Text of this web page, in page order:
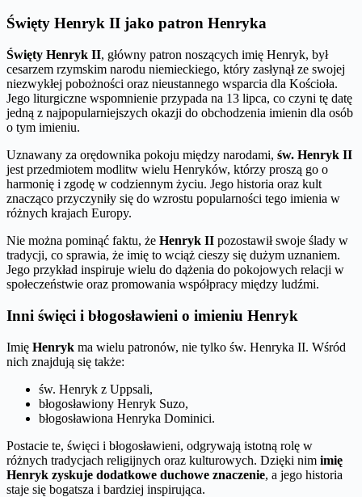
Święty Henryk II jako patron Henryka
Święty Henryk II, główny patron noszących imię Henryk, był
cesarzem rzymskim narodu niemieckiego, który zasłynął ze swojej
niezwykłej pobożności oraz nieustannego wsparcia dla Kościoła.
Jego liturgiczne wspomnienie przypada na 13 lipca, co czyni tę datę
jedną z najpopularniejszych okazji do obchodzenia imienin dla osób
o tym imieniu.
Uznawany za orędownika pokoju między narodami, św. Henryk II
jest przedmiotem modlitw wielu Henryków, którzy proszą go o
harmonię i zgodę w codziennym życiu. Jego historia oraz kult
znacząco przyczyniły się do wzrostu popularności tego imienia w
różnych krajach Europy.
Nie można pominąć faktu, że Henryk II pozostawił swoje ślady w
tradycji, co sprawia, że imię to wciąż cieszy się dużym uznaniem.
Jego przykład inspiruje wielu do dążenia do pokojowych relacji w
społeczeństwie oraz promowania współpracy między ludźmi.
Inni święci i błogosławieni o imieniu Henryk
Imię Henryk ma wielu patronów, nie tylko św. Henryka II. Wśród
nich znajdują się także:
św. Henryk z Uppsali,
błogosławiony Henryk Suzo,
błogosławiona Henryka Dominici.
Postacie te, święci i błogosławieni, odgrywają istotną rolę w
różnych tradycjach religijnych oraz kulturowych. Dzięki nim imię
Henryk zyskuje dodatkowe duchowe znaczenie, a jego historia
staje się bogatsza i bardziej inspirująca.